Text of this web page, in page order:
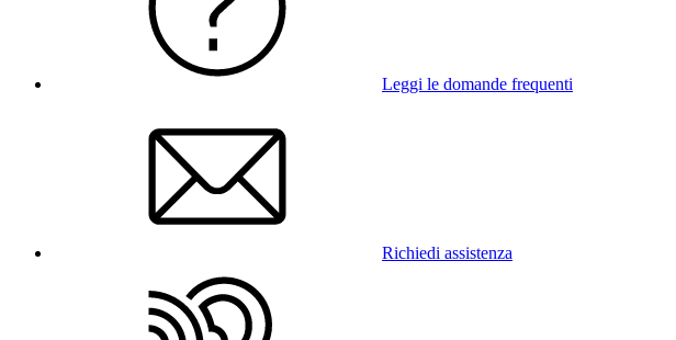
Leggi le domande frequenti
Richiedi assistenza